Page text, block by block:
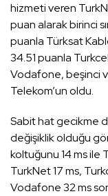
hizmeti veren
puan alarak birinci
puanla Türksat
34.51 puanla
Vodafone, beşinci
Telekom’un oldu.
Sabit hat gecikme
değişiklik olduğu
koltuğunu 14 ms ile
TurkNet 17 ms,
Vodafone 32 ms